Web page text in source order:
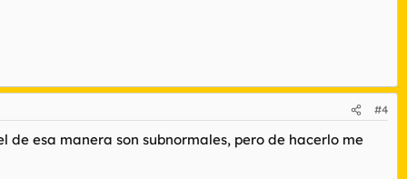
#4
esa manera son subnormales, pero de hacerlo me